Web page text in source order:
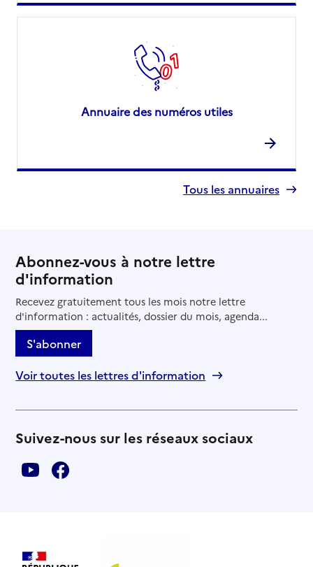
Annuaire des numéros utiles
Tous les annuaires
Abonnez-vous à notre lettre
d'information
Recevez gratuitement tous les mois notre lettre
d'information : actualités, dossier du mois, agenda...
S'abonner
Voir toutes les lettres d'information
Suivez-nous sur les réseaux sociaux